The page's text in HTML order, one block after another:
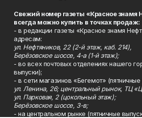
Свежий номер газеты «Красное знамя
всегда можно купить в точках продаж:
- в редакции газеты «Красное знамя
адресам:
ул. Нефтяников, 22 (2-й этаж, каб. 214),
Берёзовское шоссе, 4-а (1-й этаж);
- во всех почтовых отделениях нашего
выпуски);
- в сети магазинов «Бегемот» (пятничные
ул. Ленина, 26; центральный рынок, ТЦ
ул. Парковая, 2 (цокольный этаж);
Берёзовское шоссе, 3-в;
- на центральном рынке (пятничные